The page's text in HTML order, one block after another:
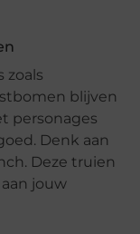
zoals
blijven
personages
Denk aan
Deze truien
jouw